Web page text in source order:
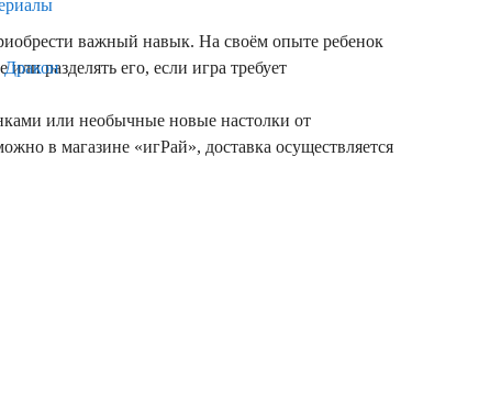
Дракон
важный навык. На своём опыте ребенок
разделять его, если игра требует
или необычные новые настолки от
в магазине «игРай», доставка осуществляется